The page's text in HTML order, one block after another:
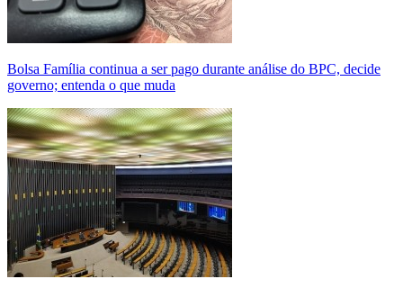
Bolsa Família continua a ser pago durante análise do BPC, decide
governo; entenda o que muda